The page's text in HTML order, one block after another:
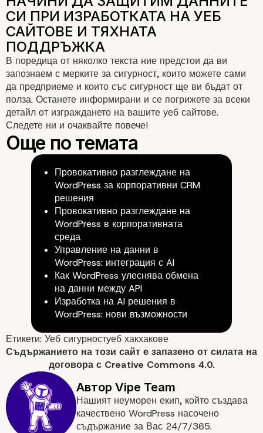
В поредица от няколко текста ние предстои да ви
запознаем с мерките за сигурност, които можете сами
да предприеме и които със сигурност ще ви бъдат от
полза. Останете информирани и се погрижете за всеки
детайл от изграждането на вашите уеб сайтове.
Следете ни и очаквайте повече!
Провокативно разглеждане на
WordPress за корпоративни CRM
решения
Провокативно разглеждане на
WordPress в корпоративната
среда
Управление на данни в
WordPress: интеграция с AI
Как WordPress улеснява обмена
на данни между API
Изработка на AI решения в
WordPress: нови възможности
Етикети: Уеб сигурностуеб хакхакове
Съдържанието на този сайт е запазено от силата на
договора с Creative Commons 4.0.
Нашият неуморен екип, който създава
качествено WordPress насочено
съдържание за Вас 24/7/365.